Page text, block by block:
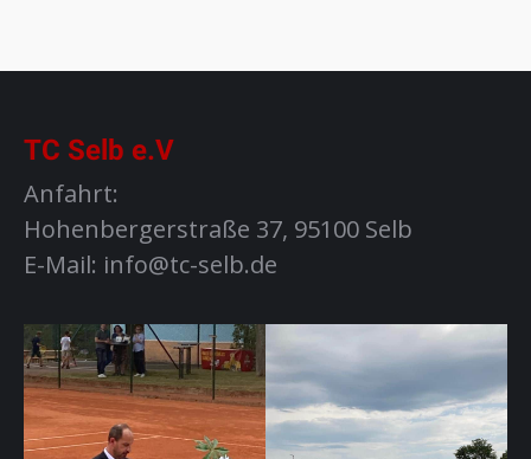
TC Selb e.V
Anfahrt:
Hohenbergerstraße 37, 95100 Selb
E-Mail: info@tc-selb.de